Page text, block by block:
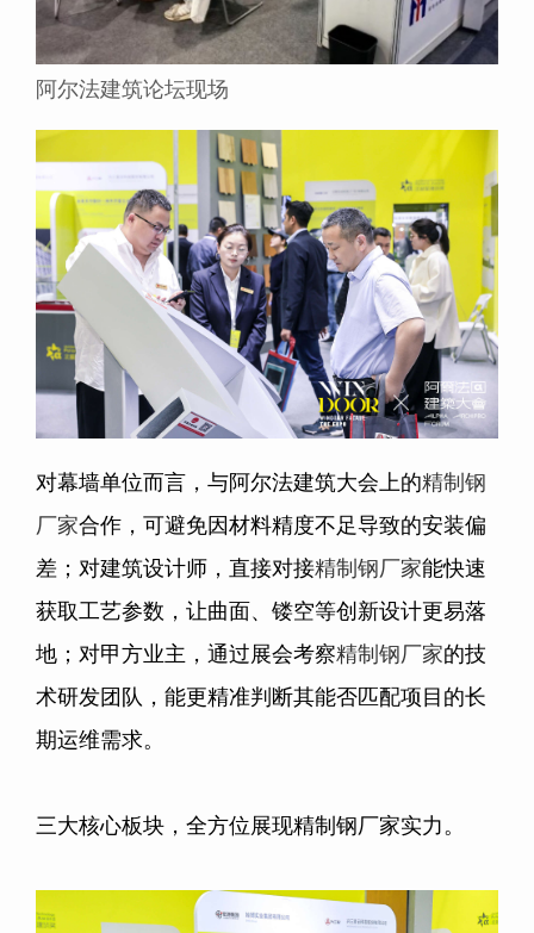
阿尔法建筑论坛现场
对幕墙单位而言，与阿尔法建筑大会上的精制钢
厂家合作，可避免因材料精度不足导致的安装偏
差；对建筑设计师，直接对接精制钢厂家能快速
获取工艺参数，让曲面、镂空等创新设计更易落
地；对甲方业主，通过展会考察精制钢厂家的技
术研发团队，能更精准判断其能否匹配项目的长
期运维需求。
三大核心板块，全方位展现精制钢厂家实力。